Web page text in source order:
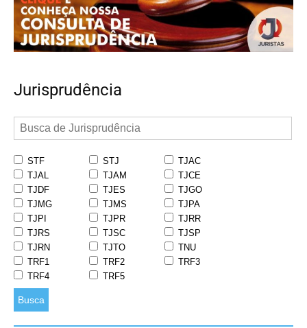
Jurisprudência
STF STJ
TJAC
TJAL
TJAM
TJCE
TJDF
TJES
TJGO
TJMG
TJMS
TJPA
TJPI
TJPR
TJRR
TJRS
TJSC
TJSP
TJRN
TJTO
TNU
TRF1
TRF2
TRF3
TRF4
TRF5
Busca